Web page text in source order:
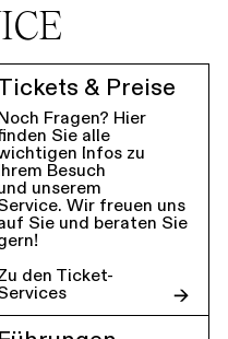
& Preise
Fragen? Hier
Sie alle
Infos zu
Besuch
unserem
Wir freuen uns
Sie und beraten Sie
den Ticket-